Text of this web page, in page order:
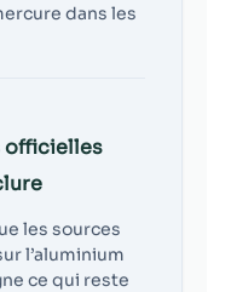
dans les
officielles
les sources
l’aluminium
ce qui reste